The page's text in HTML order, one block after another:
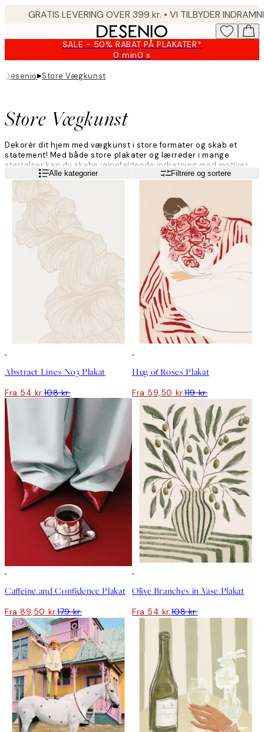
SALE - 50% RABAT PÅ PLAKATER*
0 min0 s
Gyldig
Desenio▸Store Vægkunst
Store Vægkunst
Dekorér dit hjem med vægkunst i store formater og skab et
statement! Med både store plakater og lærreder i mange
størrelser kan du skabe iøjnefaldende indretning med motiver,
du virkelig elsker. Vi sælger plakater i størrelserne 70x100cm og
100x150cm, og lærreder i størrelserne 70x70cm, 70x100cm,
135x135cm og 100x140cm. Skab udtryksfuld indretning med
vægkunst i store formater.
Læs mere Alle kategorier Filtrere og sortere
Abstract Lines No3 Plakat
Fra 54 kr.108 kr.
Hug of Roses Plakat
Fra 59,50 kr.119 kr.
Caffeine and Confidence Plakat
Fra 89,50 kr.179 kr.
Olive Branches in Vase Plakat
Fra 54 kr.108 kr.